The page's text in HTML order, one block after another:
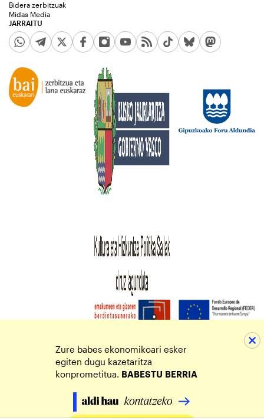
JARRAITU
Bidera zerbitzuak
Midas Media
Zure babes ekonomikoari esker
egiten dugu kazetaritza
konprometitua. BABESTU BERRIA